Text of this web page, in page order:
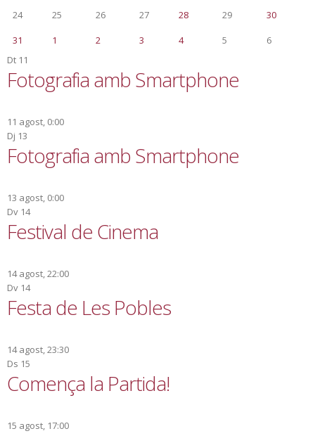
24 25 26 27 28 29
30
31
1 2 3 4 5
6
Dt 11
Fotografia amb Smartphone
11 agost, 0:00
Dj 13
Fotografia amb Smartphone
13 agost, 0:00
Dv 14
Festival de Cinema
14 agost, 22:00
Dv 14
Festa de Les Pobles
14 agost, 23:30
Ds 15
Comença la Partida!
15 agost, 17:00